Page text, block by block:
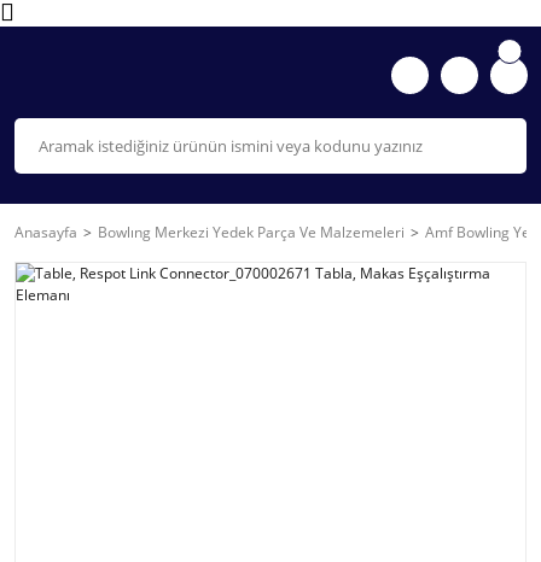
Anasayfa Bowlıng Merkezi Yedek Parça Ve Malzemeleri Amf Bowling